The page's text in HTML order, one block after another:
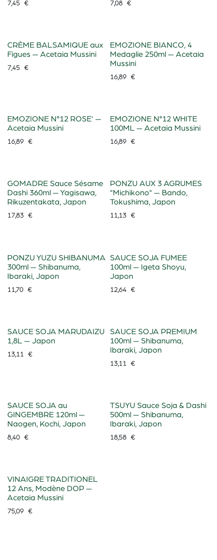
7,45 € 7,08€
CRÈME BALSAMIQUE aux
Figues — Acetaia Mussini
7,45 €
EMOZIONE BIANCO, 4
Medaglie 250ml — Acetaia
Mussini
16,89€
EMOZIONE N°12 ROSE' —
Acetaia Mussini
16,89 €
EMOZIONE N°12 WHITE
100ML — Acetaia Mussini
16,89€
GOMADRE Sauce Sésame
Dashi 360ml — Yagisawa,
Rikuzentakata, Japon
17,83 €
PONZU AUX 3 AGRUMES
"Michikono" — Bando,
Tokushima, Japon
11,13€
PONZU YUZU SHIBANUMA
300ml — Shibanuma,
Ibaraki, Japon
11,70 €
SAUCE SOJA FUMEE
100ml — Igeta Shoyu,
Japon
12,64€
SAUCE SOJA MARUDAIZU
1,8L — Japon
13,11 €
SAUCE SOJA PREMIUM
100ml — Shibanuma,
Ibaraki, Japon
13,11 €
SAUCE SOJA au
GINGEMBRE 120ml —
Naogen, Kochi, Japon
8,40 €
TSUYU Sauce Soja & Dashi
500ml — Shibanuma,
Ibaraki, Japon
18,58€
VINAIGRE TRADITIONEL
12 Ans, Modène DOP —
Acetaia Mussini
75,09 €